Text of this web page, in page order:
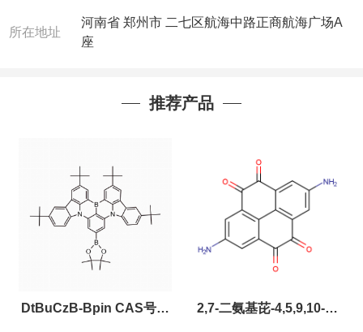
系。出现质量问题，全额退款，并承担所有运费，欢
产品质量好
,价格好,售后服务更好!!选择阿尔法
梯希）
,会让您事半功倍!!!
所在地址
河南省 郑州市 二七区航海中路正商航海广场A
座
推荐产品
DtBuCzB-Bpin CAS号： 2,7-二氨基芘-4,5,9,10-四